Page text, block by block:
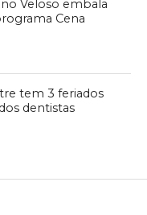
Veloso embala
Cena
tem 3 feriados
dentistas